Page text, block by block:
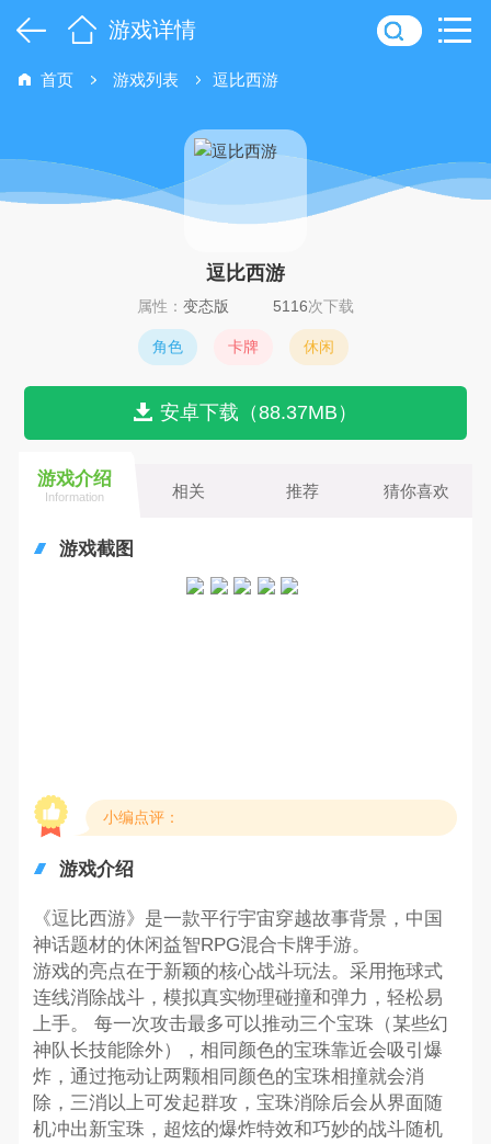
游戏详情
首页 游戏列表 逗比西游
逗比西游
属性： 变态版 5116次下载
角色 卡牌 休闲
安卓下载（88.37MB）
游戏介绍
Information 相关 推荐 猜你喜欢
游戏截图
小编点评：
游戏介绍
《逗比西游》是一款平行宇宙穿越故事背景，中国
神话题材的休闲益智RPG混合卡牌手游。
游戏的亮点在于新颖的核心战斗玩法。采用拖球式
连线消除战斗，模拟真实物理碰撞和弹力，轻松易
上手。 每一次攻击最多可以推动三个宝珠（某些幻
神队长技能除外），相同颜色的宝珠靠近会吸引爆
炸，通过拖动让两颗相同颜色的宝珠相撞就会消
除，三消以上可发起群攻，宝珠消除后会从界面随
机冲出新宝珠，超炫的爆炸特效和巧妙的战斗随机